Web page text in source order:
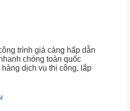
trình giá càng hấp dẫn
chóng toàn quốc
dịch vụ thi công, lắp